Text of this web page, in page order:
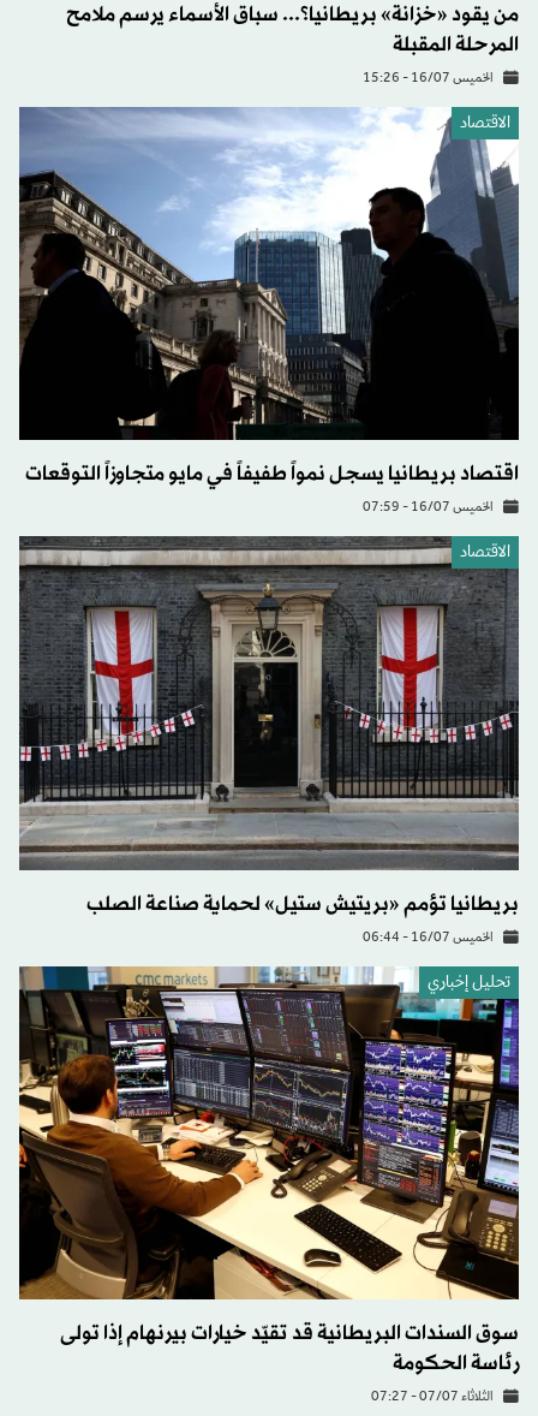
من يقود «خزانة» بريطانيا؟... سباق الأسماء يرسم ملامح
المرحلة المقبلة
الخميس 16/07 - 15:26
الاقتصاد
اقتصاد بريطانيا يسجل نمواً طفيفاً في مايو متجاوزاً التوقعات
الخميس 16/07 - 07:59
الاقتصاد
بريطانيا تؤمم «بريتيش ستيل» لحماية صناعة الصلب
الخميس 16/07 - 06:44
تحليل إخباري
سوق السندات البريطانية قد تقيّد خيارات بيرنهام إذا تولى
رئاسة الحكومة
الثلاثاء 07/07 - 07:27